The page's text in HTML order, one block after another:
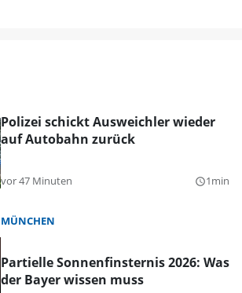
Polizei schickt Ausweichler wieder
auf Autobahn zurück
vor 47 Minuten query_builder1min
MÜNCHEN
Partielle Sonnenfinsternis 2026: Was
der Bayer wissen muss